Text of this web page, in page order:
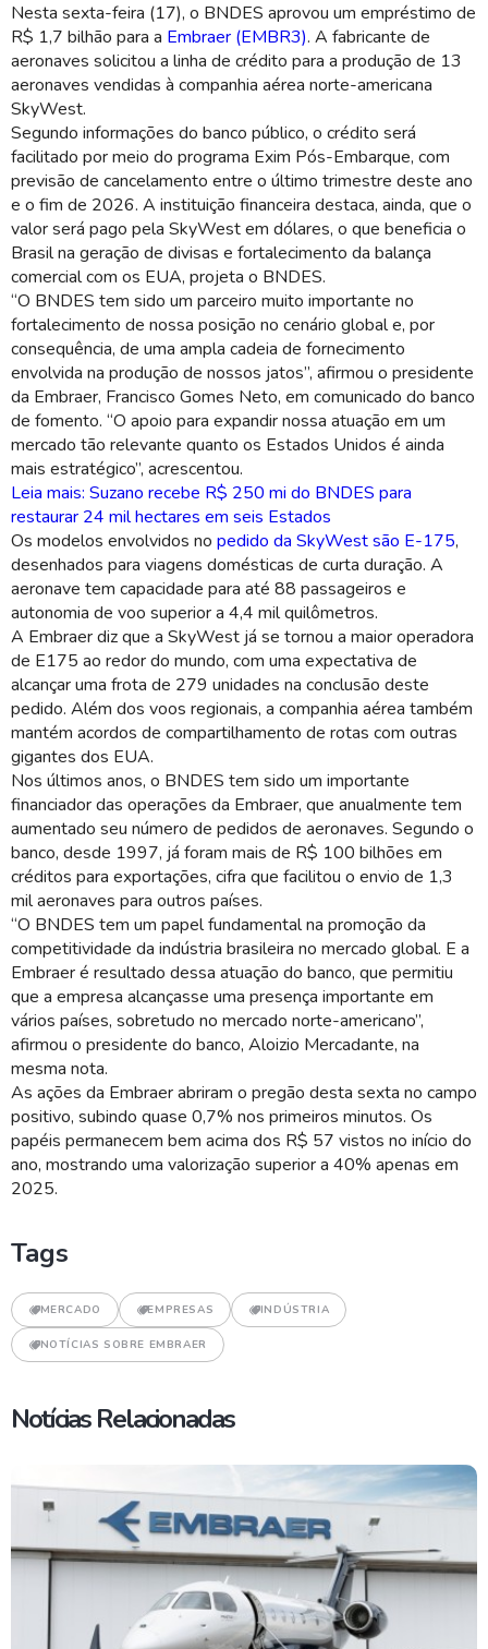
Nesta sexta-feira (17), o BNDES aprovou um empréstimo de
R$ 1,7 bilhão para a Embraer (EMBR3). A fabricante de
aeronaves solicitou a linha de crédito para a produção de 13
aeronaves vendidas à companhia aérea norte-americana
SkyWest.
Segundo informações do banco público, o crédito será
facilitado por meio do programa Exim Pós-Embarque, com
previsão de cancelamento entre o último trimestre deste ano
e o fim de 2026. A instituição financeira destaca, ainda, que o
valor será pago pela SkyWest em dólares, o que beneficia o
Brasil na geração de divisas e fortalecimento da balança
comercial com os EUA, projeta o BNDES.
“O BNDES tem sido um parceiro muito importante no
fortalecimento de nossa posição no cenário global e, por
consequência, de uma ampla cadeia de fornecimento
envolvida na produção de nossos jatos”, afirmou o presidente
da Embraer, Francisco Gomes Neto, em comunicado do banco
de fomento. “O apoio para expandir nossa atuação em um
mercado tão relevante quanto os Estados Unidos é ainda
mais estratégico”, acrescentou.
Leia mais: Suzano recebe R$ 250 mi do BNDES para
restaurar 24 mil hectares em seis Estados
Os modelos envolvidos no pedido da SkyWest são E-175,
desenhados para viagens domésticas de curta duração. A
aeronave tem capacidade para até 88 passageiros e
autonomia de voo superior a 4,4 mil quilômetros.
A Embraer diz que a SkyWest já se tornou a maior operadora
de E175 ao redor do mundo, com uma expectativa de
alcançar uma frota de 279 unidades na conclusão deste
pedido. Além dos voos regionais, a companhia aérea também
mantém acordos de compartilhamento de rotas com outras
gigantes dos EUA.
Nos últimos anos, o BNDES tem sido um importante
financiador das operações da Embraer, que anualmente tem
aumentado seu número de pedidos de aeronaves. Segundo o
banco, desde 1997, já foram mais de R$ 100 bilhões em
créditos para exportações, cifra que facilitou o envio de 1,3
mil aeronaves para outros países.
“O BNDES tem um papel fundamental na promoção da
competitividade da indústria brasileira no mercado global. E a
Embraer é resultado dessa atuação do banco, que permitiu
que a empresa alcançasse uma presença importante em
vários países, sobretudo no mercado norte-americano”,
afirmou o presidente do banco, Aloizio Mercadante, na
mesma nota.
As ações da Embraer abriram o pregão desta sexta no campo
positivo, subindo quase 0,7% nos primeiros minutos. Os
papéis permanecem bem acima dos R$ 57 vistos no início do
ano, mostrando uma valorização superior a 40% apenas em
2025.
Tags
MERCADO EMPRESAS INDÚSTRIA
NOTÍCIAS SOBRE EMBRAER
Notícias Relacionadas